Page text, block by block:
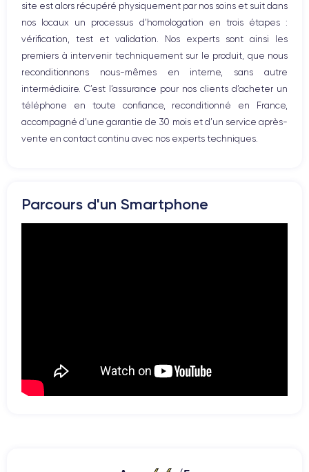
Prise USB
site est alors récupéré physiquement par nos soins et suit dans
nos locaux un processus d’homologation en trois étapes :
vérification, test et validation. Nos experts sont ainsi les
premiers à intervenir techniquement sur le produit, que nous
reconditionnons nous-mêmes en interne, sans autre
intermédiaire. C’est l’assurance pour nos clients d’acheter un
téléphone en toute confiance, reconditionné en France,
accompagné d’une garantie de 30 mois et d’un service après-
vente en contact continu avec nos experts techniques.
Parcours d'un Smartphone